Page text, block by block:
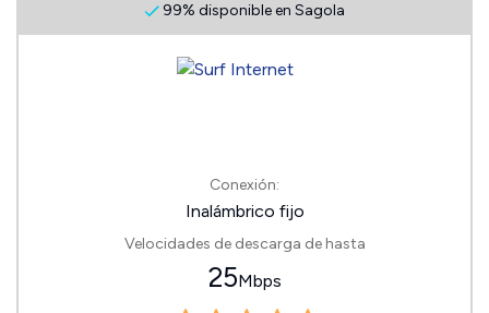
99% disponible en Sagola
Conexión:
Inalámbrico fijo
Velocidades de descarga de hasta
25Mbps